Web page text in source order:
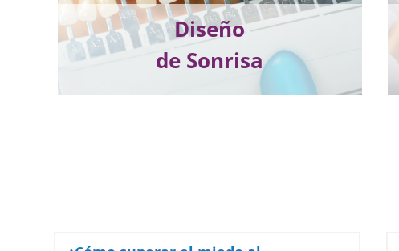
Diseño
de Sonrisa